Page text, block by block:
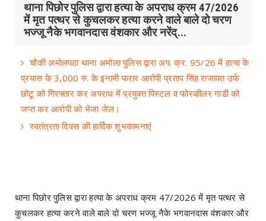
थाना पिछोर पुलिस द्वारा हत्या के अपराध क्रम 47/2026
में मृत पत्थर से कुचलकर हत्या करने वाले बाले दो चरण
भज्जू नैके भगवानदास वंशकार और नरेंद्...
चौकी अमोलपठा थाना अमोला पुलिस द्वारा अप. क्र. 95/26 में हत्या के
प्रयास के 3,000 रु. के इनामी फरार आरोपी प्रताप सिंह राजावत उर्फ
छोटू को गिरफ्तार कर अपराध में प्रयुक्त पिस्टल व फोरव्हीलर गाडी को
जप्त कर आरोपी को भेजा जेल।
स्वतंत्रता दिवस की हार्दिक शुभकामनाएं
थाना पिछोर पुलिस द्वारा हत्या के अपराध क्रम 47/2026 में मृत पत्थर से
कुचलकर हत्या करने वाले बाले दो चरण भज्जू नैके भगवानदास वंशकार और